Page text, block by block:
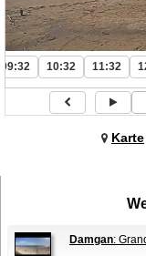
09:32 10:32 11:32
Karte
Damgan: